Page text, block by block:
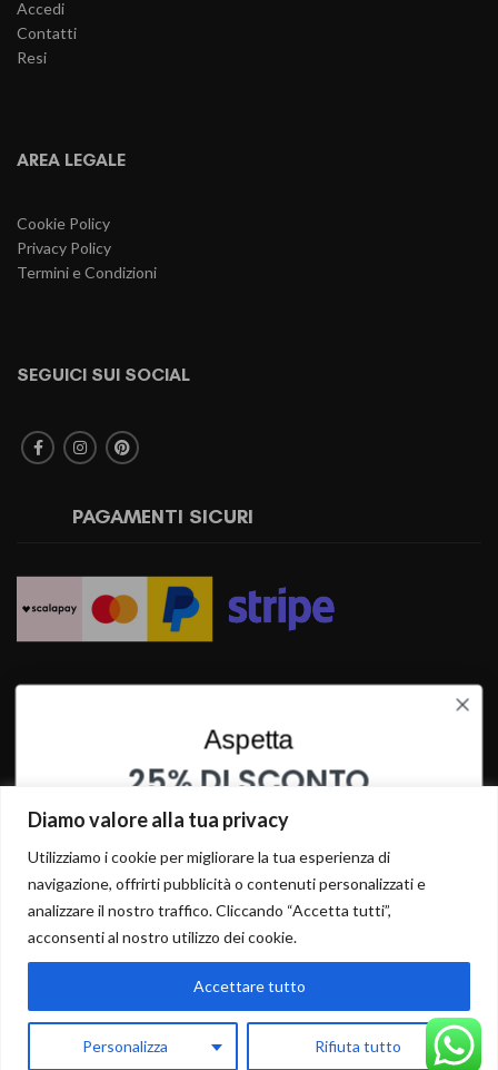
Diamo valore alla tua privacy
Utilizziamo i cookie per migliorare la tua esperienza di
navigazione, offrirti pubblicità o contenuti personalizzati e
analizzare il nostro traffico. Cliccando “Accetta tutti”,
acconsenti al nostro utilizzo dei cookie.
Personalizza Rifiuta tutto
Accettare tutto
Accedi
Contatti
Resi
AREA LEGALE
Cookie Policy
Privacy Policy
Termini e Condizioni
SEGUICI SUI SOCIAL
PAGAMENTI SICURI
Aspetta
25% DI SCONTO
SU QUESTO PRODOTTO
INSERISCI I TUOI DATI PER OTTENERE LO SCONTO
ISCRIVITI